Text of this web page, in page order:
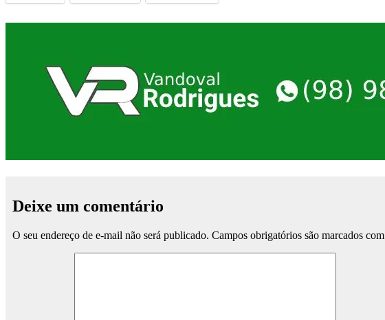
Deixe um comentário
O seu endereço de e-mail não será publicado. Campos obrigatórios são marcados com